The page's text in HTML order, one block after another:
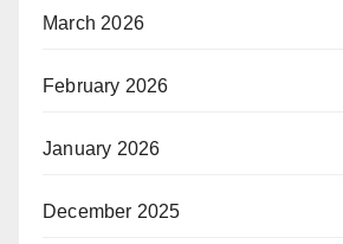
March 2026
February 2026
January 2026
December 2025